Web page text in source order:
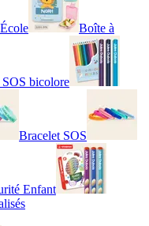
Boîte à
bicolore
Bracelet SOS
Enfant